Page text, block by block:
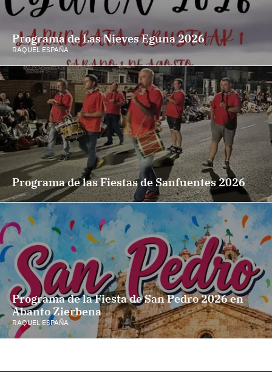
Programa de Las Nieves Eguna 2026
RAQUEL ESPAÑA
Programa de las Fiestas de Sanfuentes 2026
Programa de la Fiesta de San Pedro 2026 en
Abanto Zierbena
RAQUEL ESPAÑA